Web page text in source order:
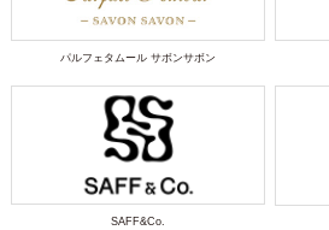
パルフェタムール サボンサボン
SAFF&Co.